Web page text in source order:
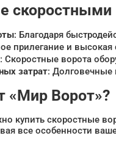
скоростными
: Благодаря
прилегание и
: Скоростные ворота
затрат: Долговечные
«Мир Ворот»?
купить скоростные
все особенности